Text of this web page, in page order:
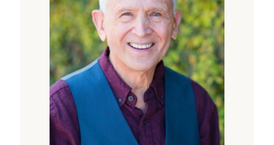
können. Weil das inzwischen gesammelte
Material und die klinische Erfahrung derart
zugenommen haben, reicht ein einzelnes
Seminar zum Nadelöhr schon lange nicht
mehr, um das angestrebte Ziel von grosser
Qualität in der Begleitung zu erreichen.
Das Spezialtraining mit seinen drei Teilen und
insgesamt 14 Tagen Unterricht kann aus
Gründen des Containments nur als Ganzes